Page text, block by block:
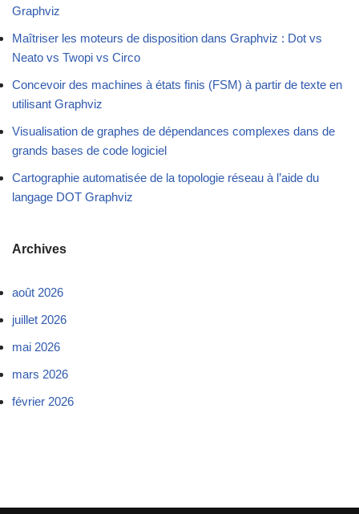
Graphviz
Maîtriser les moteurs de disposition dans Graphviz : Dot vs
Neato vs Twopi vs Circo
Concevoir des machines à états finis (FSM) à partir de texte en
utilisant Graphviz
Visualisation de graphes de dépendances complexes dans de
grands bases de code logiciel
Cartographie automatisée de la topologie réseau à l’aide du
langage DOT Graphviz
Archives
août 2026
juillet 2026
mai 2026
mars 2026
février 2026